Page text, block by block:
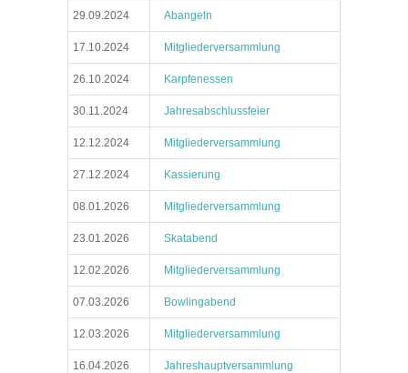
29.09.2024 Abangeln
17.10.2024 Mitgliederversammlung
26.10.2024 Karpfenessen
30.11.2024 Jahresabschlussfeier
12.12.2024 Mitgliederversammlung
27.12.2024 Kassierung
08.01.2026 Mitgliederversammlung
23.01.2026 Skatabend
12.02.2026 Mitgliederversammlung
07.03.2026 Bowlingabend
12.03.2026 Mitgliederversammlung
16.04.2026 Jahreshauptversammlung